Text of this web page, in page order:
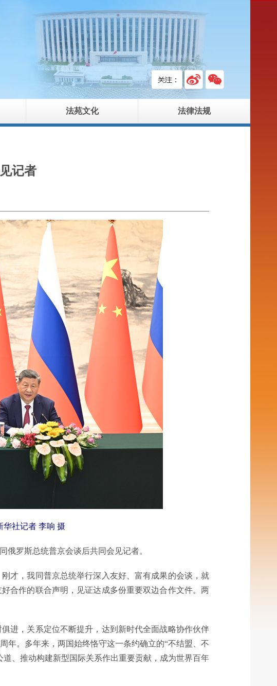
法苑文化 法律法规
记者
华社记者 李响 摄
罗斯总统普京会谈后共同会见记者。
，我同普京总统举行深入友好、富有成果的会谈，就
合作的联合声明，见证达成多份重要双边合作文件。两
进，关系定位不断提升，达到新时代全面战略协作伙伴
年。多年来，两国始终恪守这一条约确立的“不结盟、不
、推动构建新型国际关系作出重要贡献，成为世界百年